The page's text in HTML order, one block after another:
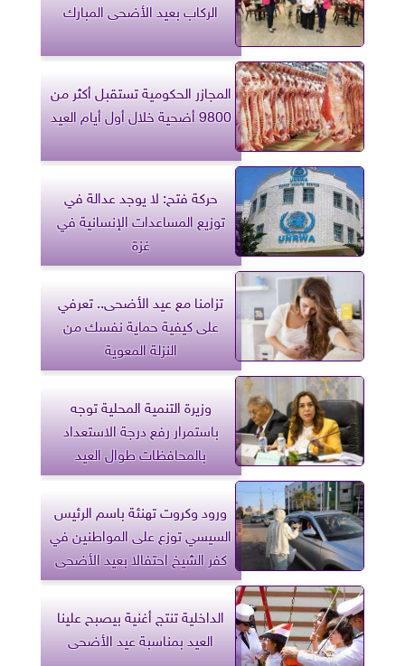
الركاب بعيد الأضحى المبارك
المجازر الحكومية تستقبل أكثر من
9800 أضحية خلال أول أيام العيد
حركة فتح: لا يوجد عدالة في
توزيع المساعدات الإنسانية في
غزة
تزامنا مع عيد الأضحى.. تعرفي
على كيفية حماية نفسك من
النزلة المعوية
وزيرة التنمية المحلية توجه
باستمرار رفع درجة الاستعداد
بالمحافظات طوال العيد
ورود وكروت تهنئة باسم الرئيس
السيسي توزع على المواطنين في
كفر الشيخ احتفالا بعيد الأضحى
الداخلية تنتج أغنية بيصبح علينا
العيد بمناسبة عيد الأضحى